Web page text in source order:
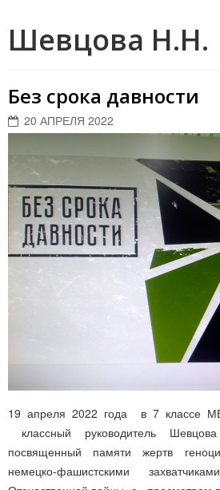
Шевцова Н.Н.
Без срока давности
20 АПРЕЛЯ 2022
19 апреля 2022 года в 7 классе
классный руководитель
посвященный памяти жертв
немецко-фашистскими